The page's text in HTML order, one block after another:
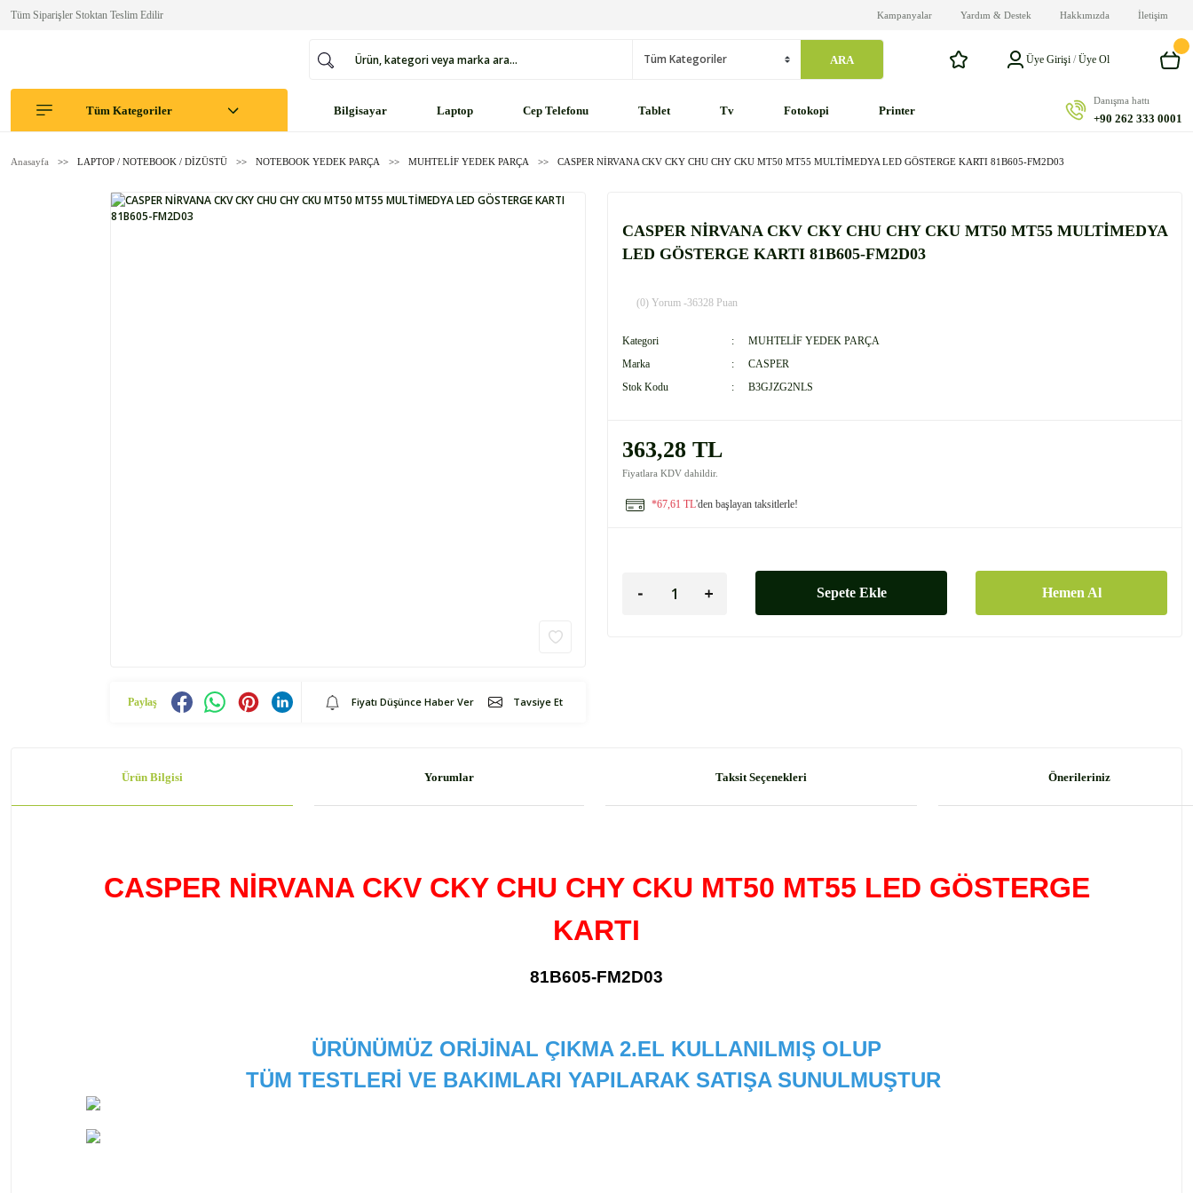
Tüm Siparişler Stoktan Teslim Edilir Kampanyalar Yardım & Destek Hakkımızda İletişim
ARA Üye Girişi /Üye Ol
Tüm Kategoriler Bilgisayar Laptop Cep Telefonu Tablet Tv Fotokopi Printer
Danışma hattı
+90 262 333 0001
Anasayfa LAPTOP / NOTEBOOK / DİZÜSTÜ NOTEBOOK YEDEK PARÇA MUHTELİF YEDEK PARÇA CASPER NİRVANA CKV CKY CHU CHY CKU MT50 MT55 MULTİMEDYA LED GÖSTERGE KARTI 81B605-FM2D03
Paylaş Fiyatı Düşünce Haber Ver Tavsiye Et
CASPER NİRVANA CKV CKY CHU CHY CKU MT50 MT55 MULTİMEDYA
LED GÖSTERGE KARTI 81B605-FM2D03
(0) Yorum -36328 Puan
Kategori
MUHTELİF YEDEK PARÇA
Marka
CASPER
Stok Kodu
B3GJZG2NLS
363,28 TL
Fiyatlara KDV dahildir.
*67,61 TL'den başlayan taksitlerle!
Sepete Ekle Hemen Al
Ürün Bilgisi Yorumlar Taksit Seçenekleri Önerileriniz
CASPER NİRVANA CKV CKY CHU CHY CKU MT50 MT55 LED GÖSTERGE
KARTI
81B605-FM2D03
ÜRÜNÜMÜZ ORİJİNAL ÇIKMA 2.EL KULLANILMIŞ OLUP
TÜM TESTLERİ VE BAKIMLARI YAPILARAK SATIŞA SUNULMUŞTUR